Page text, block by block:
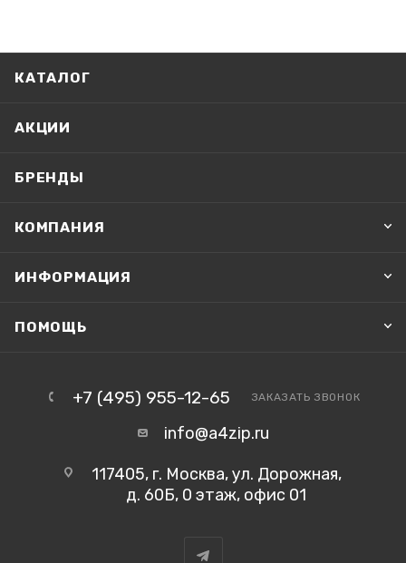
КАТАЛОГ
АКЦИИ
БРЕНДЫ
КОМПАНИЯ
ИНФОРМАЦИЯ
ПОМОЩЬ
+7 (495) 955-12-65 ЗАКАЗАТЬ ЗВОНОК
info@a4zip.ru
117405, г. Москва, ул. Дорожная,
д. 60Б, 0 этаж, офис 01